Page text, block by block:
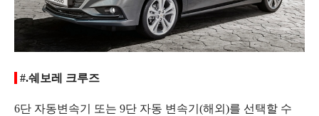
#.쉐보레 크루즈
6단 자동변속기 또는 9단 자동 변속기(해외)를 선택할 수